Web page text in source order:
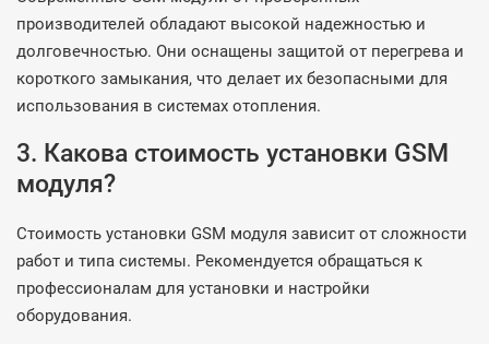
производителей обладают высокой надежностью и
долговечностью. Они оснащены защитой от перегрева и
короткого замыкания, что делает их безопасными для
использования в системах отопления.
3. Какова стоимость установки GSM
модуля?
Стоимость установки GSM модуля зависит от сложности
работ и типа системы. Рекомендуется обращаться к
профессионалам для установки и настройки
оборудования.